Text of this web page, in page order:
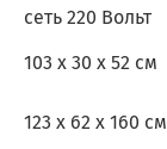
сеть 220 Вольт
103 x 30 x 52 см
123 x 62 x 160 см